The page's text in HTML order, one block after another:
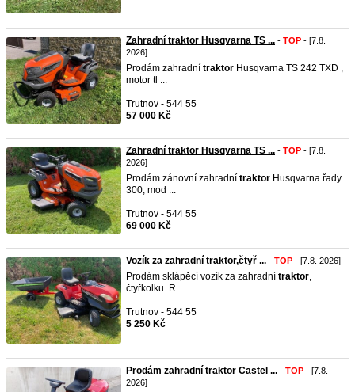
Zahradní traktor Husqvarna TS ... - TOP - [7.8.
2026]
Prodám zahradní traktor Husqvarna TS 242 TXD ,
motor tl ...
Trutnov - 544 55
57 000 Kč
Zahradní traktor Husqvarna TS ... - TOP - [7.8.
2026]
Prodám zánovní zahradní traktor Husqvarna řady
300, mod ...
Trutnov - 544 55
69 000 Kč
Vozík za zahradní traktor,čtyř ... - TOP - [7.8. 2026]
Prodám sklápěcí vozík za zahradní traktor,
čtyřkolku. R ...
Trutnov - 544 55
5 250 Kč
Prodám zahradní traktor Castel ... - TOP - [7.8.
2026]